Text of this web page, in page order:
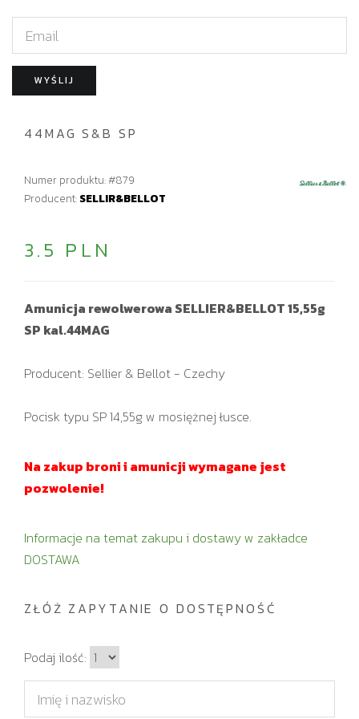
m
a
i
WYŚLIJ
44MAG S&B SP
Numer produktu: #879
Producent: SELLIR&BELLOT
3.5 PLN
Amunicja rewolwerowa SELLIER&BELLOT 15,55g
SP kal.44MAG
Producent: Sellier & Bellot - Czechy
Pocisk typu SP 14,55g w mosiężnej łusce.
Na zakup broni i amunicji wymagane jest
pozwolenie!
Informacje na temat zakupu i dostawy w zakładce
DOSTAWA
ZŁÓŻ ZAPYTANIE O DOSTĘPNOŚĆ
I
l
Podaj ilość:
m